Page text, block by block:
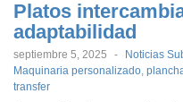
Platos
adaptabilidad
septiembre 5, 2025 - Noticias
Maquinaria personalizado,
transfer